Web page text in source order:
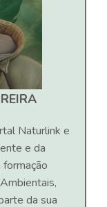
Naturlink e
e da
formação
da sua